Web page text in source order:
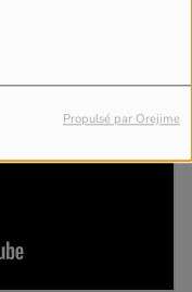
Propulsé par Orejime